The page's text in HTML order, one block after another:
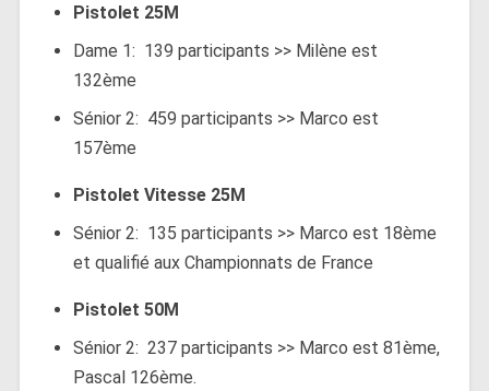
Pistolet 25M
Dame 1: 139 participants >> Milène est
132ème
Sénior 2: 459 participants >> Marco est
157ème
Pistolet Vitesse 25M
Sénior 2: 135 participants >> Marco est 18ème
et qualifié aux Championnats de France
Pistolet 50M
Sénior 2: 237 participants >> Marco est 81ème,
Pascal 126ème.